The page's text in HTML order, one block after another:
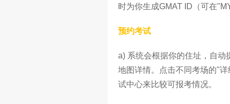
时为你生成GMAT ID（可在
预约考试
a) 系统会根据你的住址，自
地图详情。点击不同考场的"
试中心来比较可报考情况。